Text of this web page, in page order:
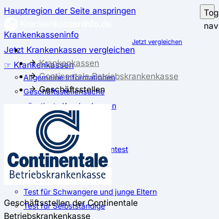
Hauptregion der Seite anspringen
Krankenkasseninfo
Jetzt Krankenkassen vergleichen
☞ Krankenkassen
Allgemeine Informationen
Geschäftsstellensuche
günstigste Krankenkassen
Zusatzbeitrag
✅ Krankenkassen Test
Der große Krankenkassentest
Test für Studierende
Test für Auszubildende
Test für Schwangere und junge Eltern
Test für Selbstständige
Jetzt vergleichen
Krankenkassen
Continentale Betriebskrankenkasse
Geschäftsstellen
Geschäftsstellen der Continentale
Betriebskrankenkasse